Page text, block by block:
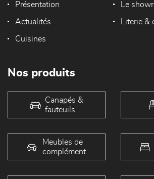
Présentation Le
Actualités Literie &
Cuisines
Nos produits
Canapés &
fauteuils
Meubles de
complément